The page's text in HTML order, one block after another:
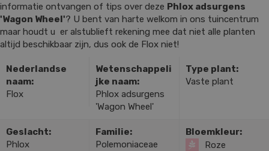
informatie ontvangen of tips over deze Phlox adsurgens
'Wagon Wheel'? U bent van harte welkom in ons tuincentrum
maar houdt u er alstublieft rekening mee dat niet alle planten
altijd beschikbaar zijn, dus ook de Flox niet!
Nederlandse
naam:
Flox
Wetenschappeli
jke naam:
Phlox adsurgens
'Wagon Wheel'
Type plant:
Vaste plant
Geslacht:
Phlox
Familie:
Polemoniaceae
Bloemkleur:
Roze